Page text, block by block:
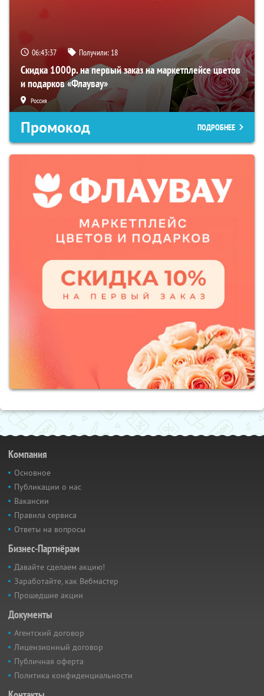
06:43:36 Получили: 18
Скидка 1000р. на первый заказ на маркетплейсе цветов
и подарков «Флаувау»
Россия
Промокод ПОДРОБНЕЕ
Компания
Основное
Публикации о нас
Вакансии
Правила сервиса
Ответы на вопросы
Бизнес-Партнёрам
Давайте сделаем акцию!
Заработайте, как Вебмастер
Прошедшие акции
Документы
Агентский договор
Лицензионный договор
Публичная оферта
Политика конфиденциальности